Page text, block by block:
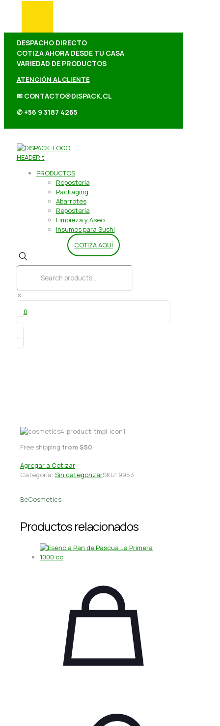
DESPACHO DIRECTO
COTIZA AHORA DESDE TU CASA
VARIEDAD DE PRODUCTOS
ATENCIÓN AL CLIENTE
✉ CONTACTO@DISPACK.CL
✆ +56 9 3187 4265
PRODUCTOS
Repostería
Packaging
Abarrotes
Repostería
Limpieza y Aseo
Insumos para Sushi
COTIZA AQUÍ
✕
0
Free shipping from $50
Agregar a Cotizar
Categoría: Sin categorizarSKU: 9953
BeCosmetics
Productos relacionados